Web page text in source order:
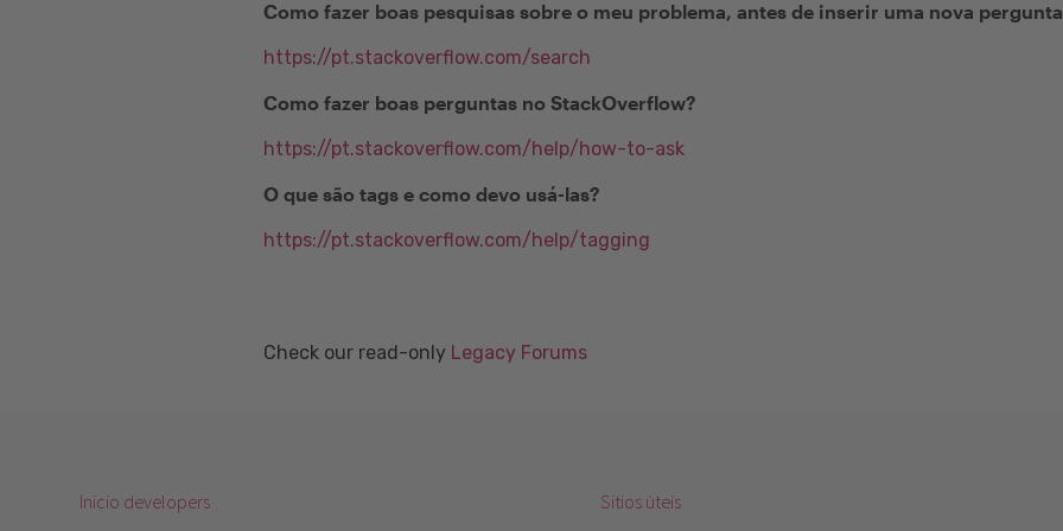
Como fazer boas pesquisas sobre o meu problema, antes de inserir uma nova
https://pt.stackoverflow.com/search
Como fazer boas perguntas no StackOverflow?
https://pt.stackoverflow.com/help/how-to-ask
O que são tags e como devo usá-las?
https://pt.stackoverflow.com/help/tagging
Check our read-only Legacy Forums
Inicio developers Sitios úteis